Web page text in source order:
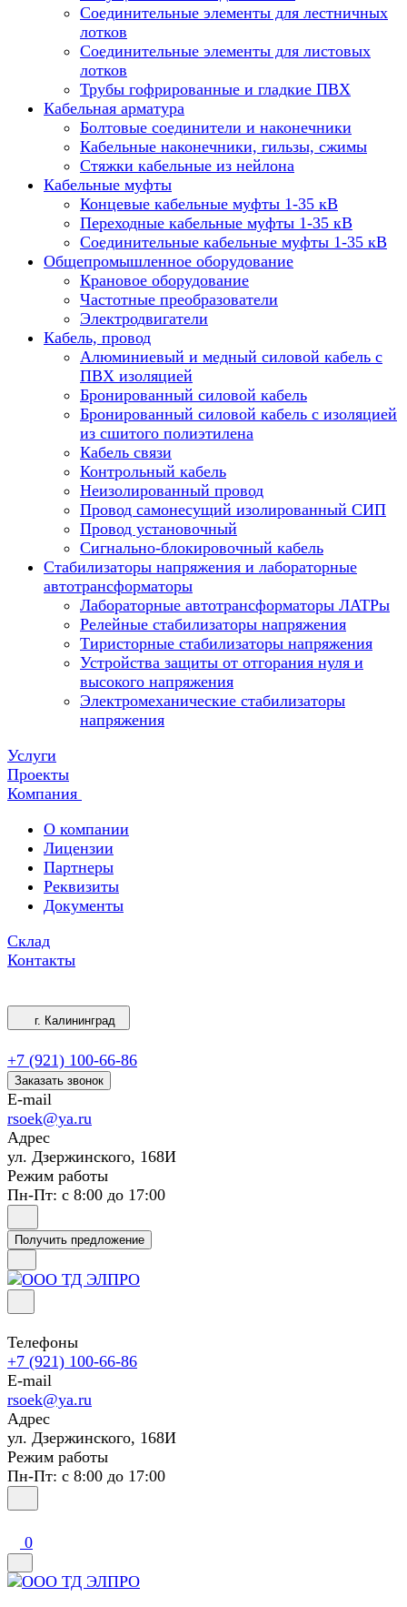
Соединительные элементы для лестничных
лотков
Соединительные элементы для листовых
лотков
Трубы гофрированные и гладкие ПВХ
Кабельная арматура
Болтовые соединители и наконечники
Кабельные наконечники, гильзы, сжимы
Стяжки кабельные из нейлона
Кабельные муфты
Концевые кабельные муфты 1-35 кВ
Переходные кабельные муфты 1-35 кВ
Соединительные кабельные муфты 1-35 кВ
Общепромышленное оборудование
Крановое оборудование
Частотные преобразователи
Электродвигатели
Кабель, провод
Алюминиевый и медный силовой кабель с
ПВХ изоляцией
Бронированный силовой кабель
Бронированный силовой кабель с изоляцией
из сшитого полиэтилена
Кабель связи
Контрольный кабель
Неизолированный провод
Провод самонесущий изолированный СИП
Провод установочный
Сигнально-блокировочный кабель
Стабилизаторы напряжения и лабораторные
автотрансформаторы
Лабораторные автотрансформаторы ЛАТРы
Релейные стабилизаторы напряжения
Тиристорные стабилизаторы напряжения
Устройства защиты от отгорания нуля и
высокого напряжения
Электромеханические стабилизаторы
напряжения
Услуги
Проекты
Компания
О компании
Лицензии
Партнеры
Реквизиты
Документы
Склад
Контакты
г. Калининград
+7 (921) 100-66-86
Заказать звонок
E-mail
rsoek@ya.ru
Адрес
ул. Дзержинского, 168И
Режим работы
Пн-Пт: с 8:00 до 17:00
Получить предложение
Телефоны
+7 (921) 100-66-86
E-mail
rsoek@ya.ru
Адрес
ул. Дзержинского, 168И
Режим работы
Пн-Пт: с 8:00 до 17:00
0